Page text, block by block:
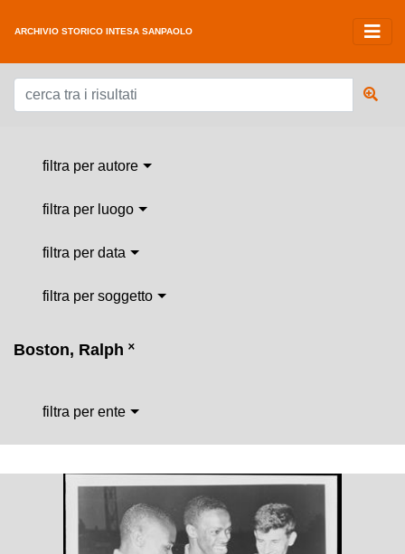
ARCHIVIO STORICO INTESA SANPAOLO
filtra per autore
filtra per luogo
filtra per data
filtra per soggetto
Boston, Ralph ˟
filtra per ente